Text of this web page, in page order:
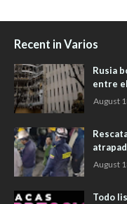
Recent in Varios
Rusia
entre
August
August
Todo